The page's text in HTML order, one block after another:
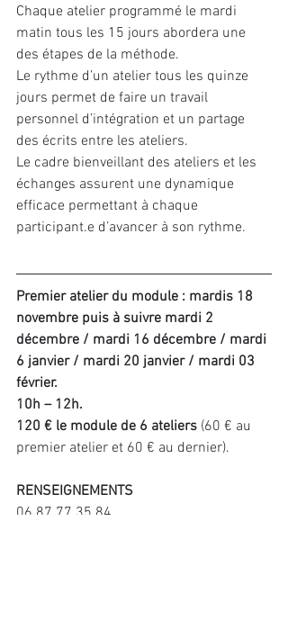
Chaque atelier programmé le mardi
matin tous les 15 jours abordera une
des étapes de la méthode.
Le rythme d’un atelier tous les quinze
jours permet de faire un travail
personnel d’intégration et un partage
des écrits entre les ateliers.
Le cadre bienveillant des ateliers et les
échanges assurent une dynamique
efficace permettant à chaque
participant.e d’avancer à son rythme.
Premier atelier du module : mardis 18
novembre puis à suivre mardi 2
décembre / mardi 16 décembre / mardi
6 janvier / mardi 20 janvier / mardi 03
février.
10h – 12h.
120 € le module de 6 ateliers (60 € au
premier atelier et 60 € au dernier).
RENSEIGNEMENTS
06 87 77 35 84